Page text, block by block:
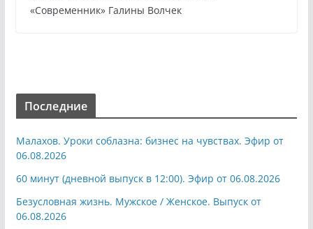
«Современник» Галины Волчек
Последние
Малахов. Уроки соблазна: бизнес на чувствах. Эфир от
06.08.2026
60 минут (дневной выпуск в 12:00). Эфир от 06.08.2026
Безусловная жизнь. Мужское / Женское. Выпуск от
06.08.2026